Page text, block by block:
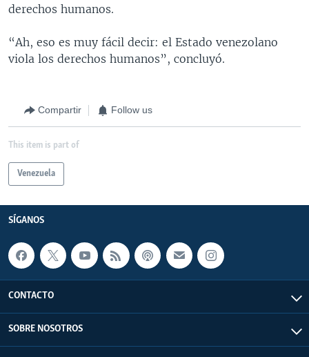
derechos humanos.
“Ah, eso es muy fácil decir: el Estado venezolano
viola los derechos humanos”, concluyó.
Compartir Follow us
This item is part of
Venezuela
SÍGANOS
CONTACTO
SOBRE NOSOTROS